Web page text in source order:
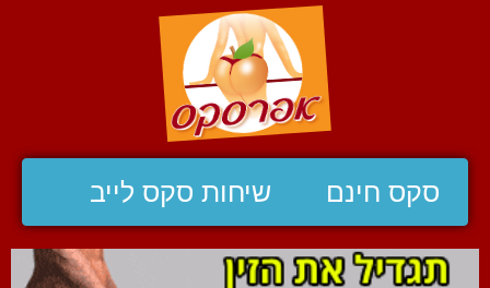
סקס חינם שיחות סקס לייב